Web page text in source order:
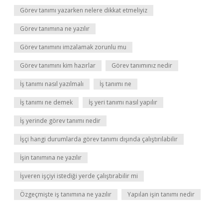
Görev tanımı yazarken nelere dikkat etmeliyiz
Görev tanımına ne yazılır
Görev tanımını imzalamak zorunlu mu
Görev tanımını kim hazırlar Görev tanımınız nedir
İş tanımı nasıl yazılmalı İş tanımı ne
İş tanımı ne demek İş yeri tanımı nasıl yapılır
İş yerinde görev tanımı nedir
İşçi hangi durumlarda görev tanımı dışında çalıştırılabilir
İşin tanımına ne yazılır
İşveren işçiyi istediği yerde çalıştırabilir mi
Özgeçmişte iş tanımına ne yazılır Yapılan işin tanımı nedir